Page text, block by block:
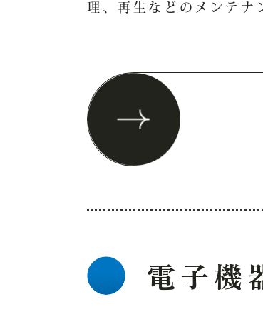
理、再生などのメンテナ
電子機